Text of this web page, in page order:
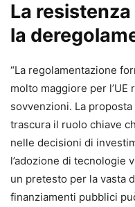
La
la
“La regolamentazione
molto maggiore per
sovvenzioni. La proposta
trascura il ruolo chiave
nelle decisioni di
l’adozione di tecnologie
un pretesto per la vasta
finanziamenti pubblici